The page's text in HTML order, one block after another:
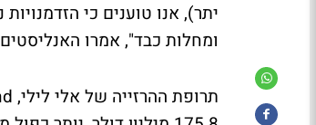
יתר), אנו טוענים כי
ומחלות כבד", אמרו